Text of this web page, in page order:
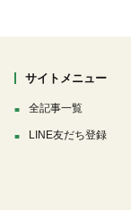
サイトメニュー
全記事一覧
LINE友だち登録